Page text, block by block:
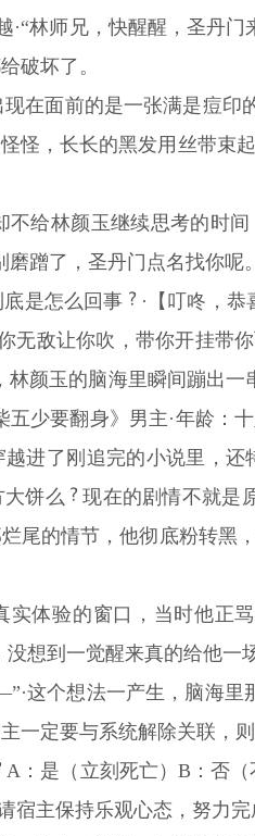
林师兄，快醒醒，圣丹门
破坏了。
在面前的是一张满是痘印
怪，长长的黑发用丝带束
不给林颜玉继续思考的时
磨蹭了，圣丹门点名找你呢
是怎么回事
·【叮咚，
无敌让你吹，带你开挂带
林颜玉的脑海里瞬间蹦出
五少要翻身》男主·年龄
进了刚追完的小说里，还
饼么
现在的剧情不就是
尾的情节，他彻底粉转黑
体验的窗口，当时他正
想到一觉醒来真的给他一场
这个想法一产生，脑海里
一定要与系统解除关联，则
A：是（立刻死亡）B：否
宿主保持乐观心态，努力完